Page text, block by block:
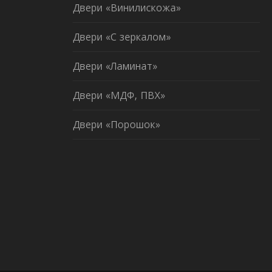
Двери «Винилискожа»
Двери «С зеркалом»
Двери «Ламинат»
Двери «МДФ, ПВХ»
Двери «Порошок»